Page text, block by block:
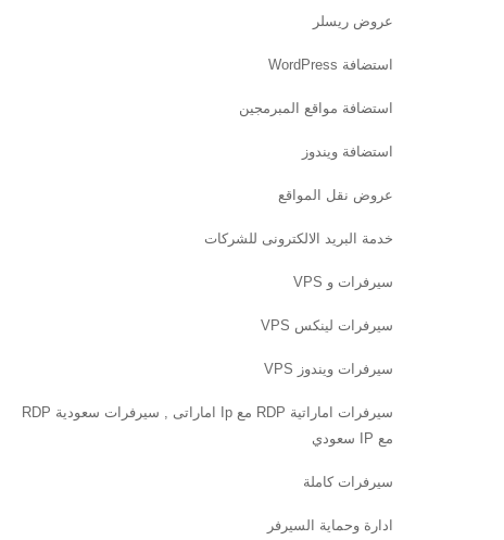
عروض ريسلر
استضافة WordPress
استضافة مواقع المبرمجين
استضافة ويندوز
عروض نقل المواقع
خدمة البريد الالكترونى للشركات
سيرفرات و VPS
سيرفرات لينكس VPS
سيرفرات ويندوز VPS
سيرفرات اماراتية RDP مع Ip اماراتى , سيرفرات سعودية RDP
مع IP سعودي
سيرفرات كاملة
ادارة وحماية السيرفر